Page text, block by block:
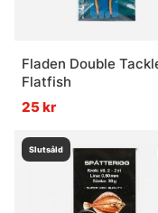
Fladen Double
Flatfish
25 kr
Slutsåld